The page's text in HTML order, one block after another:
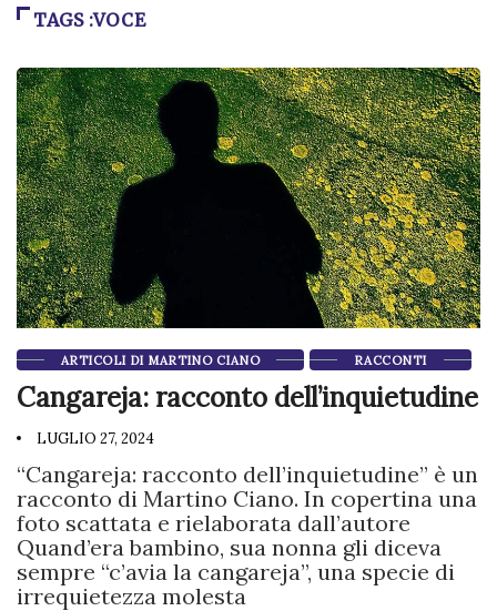
TAGS :VOCE
ARTICOLI DI MARTINO CIANO RACCONTI
Cangareja: racconto dell’inquietudine
LUGLIO 27, 2024
“Cangareja: racconto dell’inquietudine” è un
racconto di Martino Ciano. In copertina una
foto scattata e rielaborata dall’autore
Quand’era bambino, sua nonna gli diceva
sempre “c’avia la cangareja”, una specie di
irrequietezza molesta